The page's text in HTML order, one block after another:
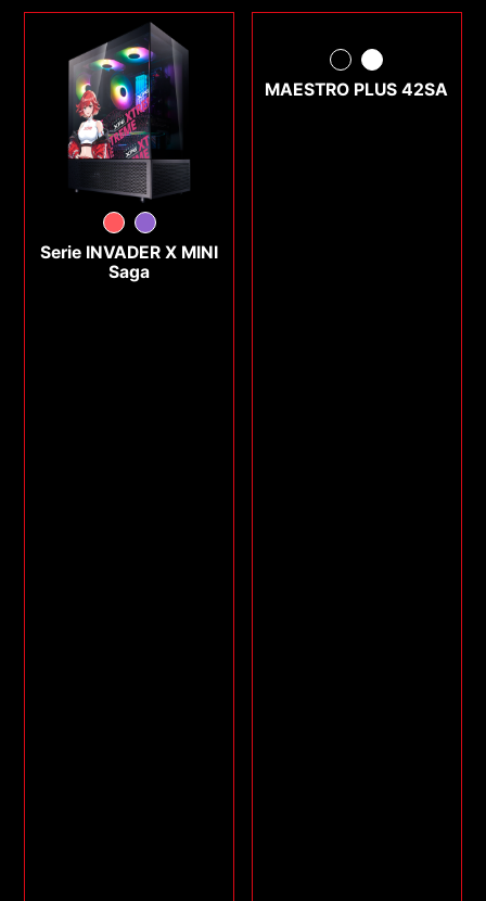
Serie INVADER X MINI
Saga
MAESTRO PLUS 42SA